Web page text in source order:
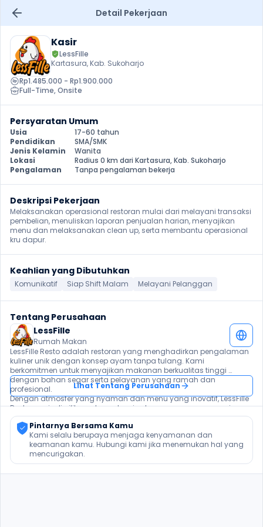
Detail Pekerjaan
Kasir
LessFille
Kartasura, Kab. Sukoharjo
Rp1.485.000 - Rp1.900.000
Full-Time, Onsite
Persyaratan Umum
Usia
17-60 tahun
Pendidikan
SMA/SMK
Jenis Kelamin
Wanita
Lokasi
Radius 0 km dari Kartasura, Kab. Sukoharjo
Pengalaman
Tanpa pengalaman bekerja
Deskripsi Pekerjaan
Melaksanakan operasional restoran mulai dari melayani transaksi
pembelian, menuliskan laporan penjualan harian, menyajikan
menu dan melaksanakan clean up, serta membantu operasional
kru dapur.
Keahlian yang Dibutuhkan
Komunikatif Siap Shift Malam Melayani Pelanggan
Tentang Perusahaan
LessFille
Rumah Makan
LessFille Resto adalah restoran yang menghadirkan pengalaman
kuliner unik dengan konsep ayam tanpa tulang. Kami
berkomitmen untuk menyajikan makanan berkualitas tinggi
dengan bahan segar serta pelayanan yang ramah dan
profesional.
Dengan atmosfer yang nyaman dan menu yang inovatif, LessFille
Resto menjadi pilihan utama bagi pelanggan yang mencari
pengalaman bersantap yang berkesan. Kami terus berkembang
dan mencari individu berbakat untuk bergabung dalam tim kami
yang dinamis dan profesional.
Lihat Tentang Perusahaan
Pintarnya Bersama Kamu
Kami selalu berupaya menjaga kenyamanan dan
keamanan kamu. Hubungi kami jika menemukan hal yang
mencurigakan.